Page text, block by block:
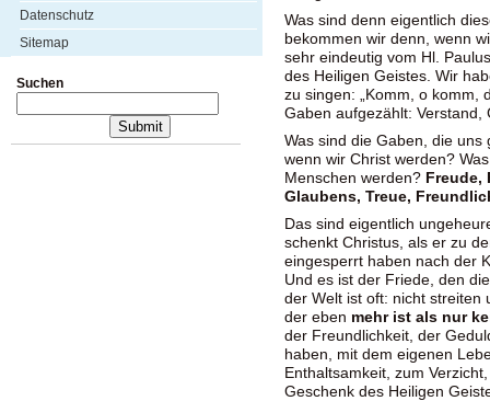
Datenschutz
Sitemap
Suchen
Was sind denn eigentlich
bekommen wir denn, wenn
sehr eindeutig vom Hl.
des Heiligen Geistes. Wir
zu singen: „Komm, o komm,
Gaben aufgezählt: Verstand,
Was sind die Gaben, die uns
wenn wir Christ werden?
Menschen werden? Freude,
Glaubens, Treue,
Das sind eigentlich
schenkt Christus, als er zu
eingesperrt haben nach der
Und es ist der Friede, den
der Welt ist oft: nicht streiten
der eben mehr ist als nur
der Freundlichkeit, der
haben, mit dem eigenen
Enthaltsamkeit, zum
Geschenk des Heiligen